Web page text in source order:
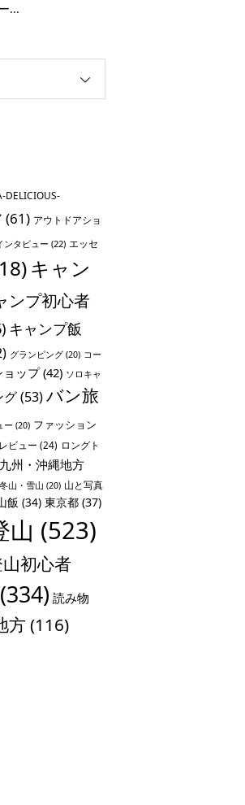
...
DELICIOUS-
(61) アウトドアショ
ンタビュー (22) エッセ
キャン
ンプ初心者
キャンプ飯
グランピング (20) コー
ョップ(42) ソロキャ
グ(53)バン旅
ー (20) ファッション
レビュー (24) ロングト
九州・沖縄地方
冬山・雪山 (20) 山と写真
飯 (34) 東京都 (37)
山 (523)
初心者
(334) 読み物
方(116)